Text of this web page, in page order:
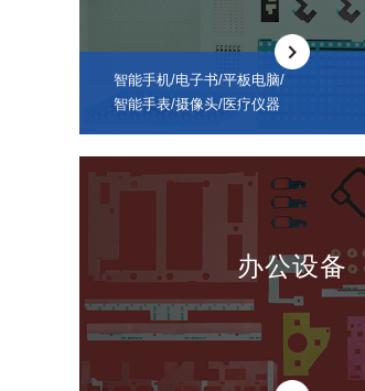
智能手机/电子书/平板电脑/
智能手表/摄像头/医疗仪器
办公设备